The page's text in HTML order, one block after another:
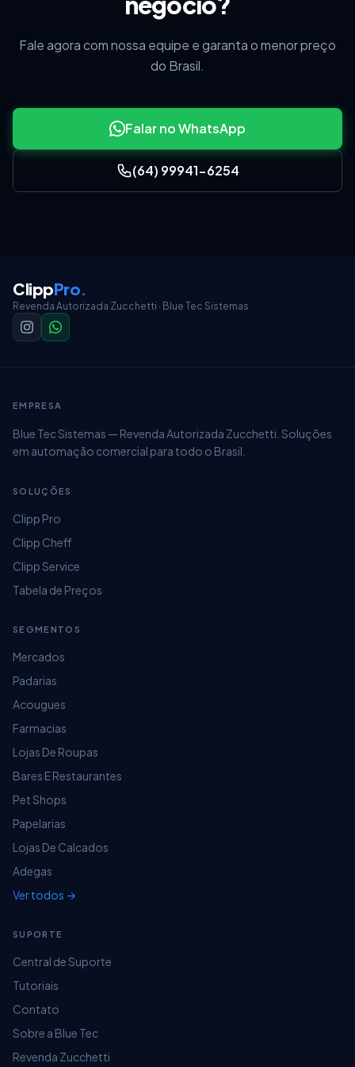
Clique emAvançar
Coloque um nome mais simples para a
Clicando em avançar novamente, vai apresentar
a tela abaixo, clique em
Fale agora com nossa equipe e garanta o menor preço
do Brasil.
Falar no WhatsApp
(64) 99941-6254
ClippPro.
Revenda Autorizada Zucchetti · Blue Tec Sistemas
EMPRESA
Blue Tec Sistemas — Revenda Autorizada Zucchetti. Soluções
em automação comercial para todo o Brasil.
SOLUÇÕES
Clipp Pro
Clipp Cheff
Clipp Service
Tabela de Preços
SEGMENTOS
Mercados
Padarias
Acougues
Farmacias
Lojas De Roupas
Bares E Restaurantes
Pet Shops
Papelarias
Lojas De Calcados
Adegas
Ver todos →
SUPORTE
Central de Suporte
Tutoriais
Contato
Sobre a Blue Tec
Revenda Zucchetti